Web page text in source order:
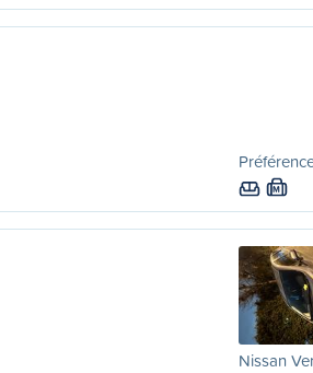
M
Nissan